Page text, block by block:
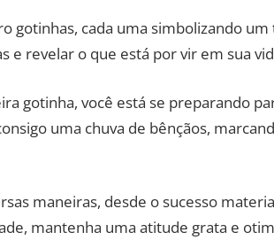
gotinhas, cada uma simbolizando
e revelar o que está por vir em sua
gotinha, você está se preparando
uma chuva de bênçãos,
maneiras, desde o sucesso
mantenha uma atitude grata e